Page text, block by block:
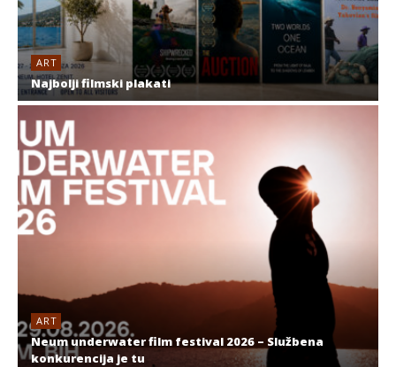
ART
Najbolji filmski plakati
ART
Neum underwater film festival 2026 – Službena
konkurencija je tu